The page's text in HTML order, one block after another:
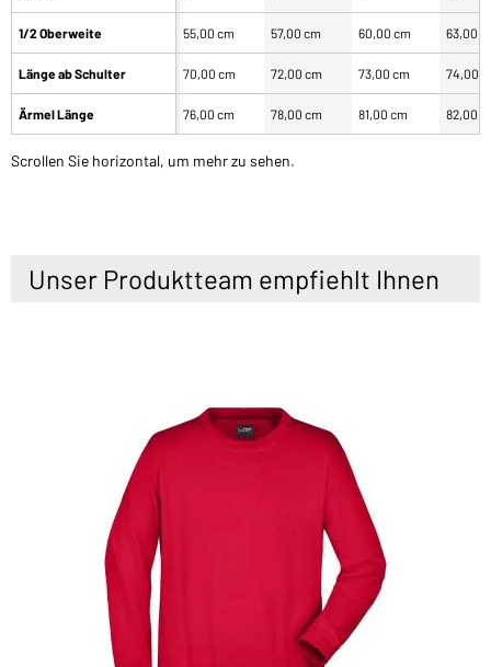
1/2 Oberweite
Länge ab Schulter
Ärmel Länge
55,00 cm 57,00 cm 60,00 cm 63,00
70,00 cm 72,00 cm 73,00 cm 74,00
76,00 cm 78,00 cm 81,00 cm 82,00
Scrollen Sie horizontal, um mehr zu sehen.
Unser Produktteam empfiehlt Ihnen